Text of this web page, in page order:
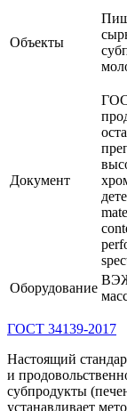
Объекты
Документ
Оборудование
ГОСТ 34139-2017
Настоящий
и
субпродукты
устанавливает